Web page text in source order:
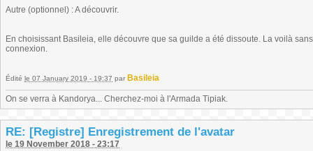
Autre (optionnel) : A découvrir.
En choisissant Basileia, elle découvre que sa guilde a été dissoute. La voilà
connexion.
Édité le 07 January 2019 - 19:37 par Basileia
On se verra à Kandorya... Cherchez-moi à l'Armada Tipiak.
RE: [Registre] Enregistrement de l'avatar
le 19 November 2018 - 23:17